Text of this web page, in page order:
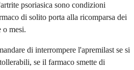
psoriasica sono condizioni
di solito porta alla ricomparsa dei
o mesi.
di interrompere l'apremilast se si
se il farmaco smette di